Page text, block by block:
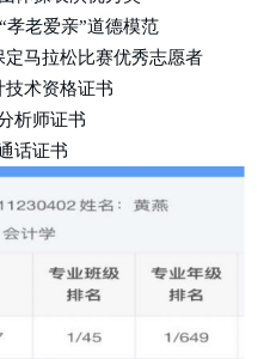
孝老爱亲”道德模范
定马拉松比赛优秀志愿者
技术资格证书
析师证书
话证书